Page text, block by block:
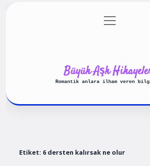
Gizlilik
menüyü
aç
Büyük Aşk
Romantik anlara ilham veren
Etiket: 6 dersten kalırsak ne olur